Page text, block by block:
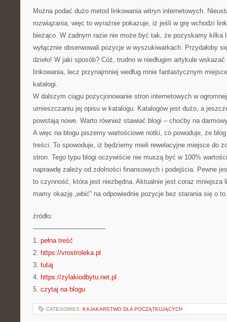
Można podać dużo metod linkowania witryn internetowych.
rozwiązania, więc to wyraźnie pokazuje, iż jeśli w grę wchodzi
bieżąco. W żadnym razie nie może być tak, że pozyskamy kilka
wyłącznie obserwowali pozycje w wyszukiwarkach. Przydałoby
dzieło! W jaki sposób? Cóż, trudno w niedługim artykule
linkowania, lecz przynajmniej według mnie fantastycznym
katalogi.
W dalszym ciągu pozycjonowanie stron internetowych w
umieszczaniu jej opisu w katalogu. Katalogów jest dużo, a
powstają nowe. Warto również stawiać blogi – choćby na
A więc na blogu piszemy wartościowe notki, co powoduje, że
treści. To spowoduje, iż będziemy mieli rewelacyjne miejsce do
stron. Tego typu blogi oczywiście nie muszą być w 100%
naprawdę zależy od zdolności finansowych i podejścia. Pewne
to czynność, która jest niezbędna. Aktualnie jest coraz mniejsza
mamy okazję „wbić” na odpowiednie pozycje bez starania się o to.
źródło:
———————————
1. pełna treść
2. https://vrostroleka.pl
3. tutaj
4. https://zylakiodbytu.net.pl
5. czytaj na blogu
CATEGORIES: KAJAKARSTWO DLA POCZĄTKUJĄCYCH